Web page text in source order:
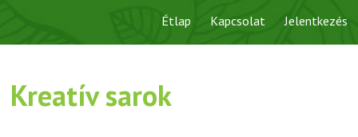
Étlap Kapcsolat Jelentkezés
Kreatív sarok